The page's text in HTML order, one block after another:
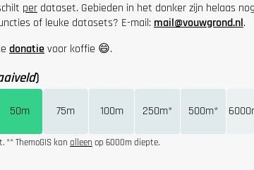
per dataset. Gebieden in het donker zijn helaas
of leuke datasets? E-mail: mail@vouwgrond.nl.
donatievoor koffie 😄.
)
50m 75m 100m 250m* 500m*
** ThemoGIS kan alleen op 6000m diepte.